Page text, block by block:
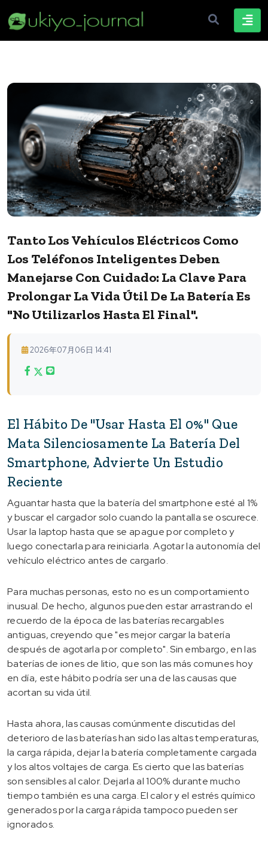
Tanto Los Vehículos Eléctricos Como
Los Teléfonos Inteligentes Deben
Manejarse Con Cuidado: La Clave Para
Prolongar La Vida Útil De La Batería Es
"no Utilizarlos Hasta El Final".
2026年07月06日 14:41
El Hábito De "usar Hasta El 0%" Que
Mata Silenciosamente La Batería Del
Smartphone, Advierte Un Estudio
Reciente
Aguantar hasta que la batería del smartphone esté al 1%
y buscar el cargador solo cuando la pantalla se oscurece.
Usar la laptop hasta que se apague por completo y
luego conectarla para reiniciarla. Agotar la autonomía del
vehículo eléctrico antes de cargarlo.
Para muchas personas, esto no es un comportamiento
inusual. De hecho, algunos pueden estar arrastrando el
recuerdo de la época de las baterías recargables
antiguas, creyendo que "es mejor cargar la batería
después de agotarla por completo". Sin embargo, en las
baterías de iones de litio, que son las más comunes hoy
en día, este hábito podría ser una de las causas que
acortan su vida útil.
Hasta ahora, las causas comúnmente discutidas del
deterioro de las baterías han sido las altas temperaturas,
la carga rápida, dejar la batería completamente cargada
y los altos voltajes de carga. Es cierto que las baterías
son sensibles al calor. Dejarla al 100% durante mucho
tiempo también es una carga. El calor y el estrés químico
generados por la carga rápida tampoco pueden ser
ignorados.